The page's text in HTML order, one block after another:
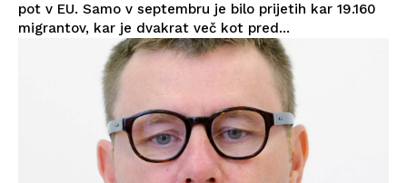
pot v EU. Samo v septembru je bilo prijetih kar 19.160
migrantov, kar je dvakrat več kot pred...